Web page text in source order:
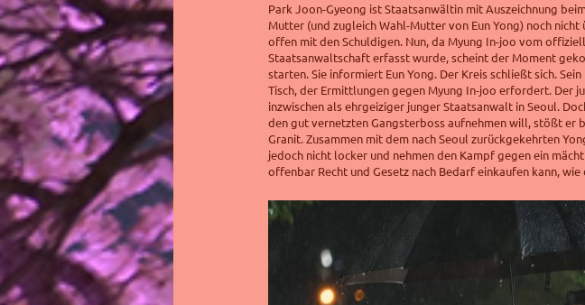
Park Joon-Gyeong ist Staatsanwältin mit Auszeichnung
Mutter (und zugleich Wahl-Mutter von Eun Yong) noch nicht
offen mit den Schuldigen. Nun, da Myung In-joo vom
Staatsanwaltschaft erfasst wurde, scheint der Moment
starten. Sie informiert Eun Yong. Der Kreis schließt sich.
Tisch, der Ermittlungen gegen Myung In-joo erfordert. Der
inzwischen als ehrgeiziger junger Staatsanwalt in Seoul.
den gut vernetzten Gangsterboss aufnehmen will, stößt er
Granit. Zusammen mit dem nach Seoul zurückgekehrten
jedoch nicht locker und nehmen den Kampf gegen ein
offenbar Recht und Gesetz nach Bedarf einkaufen kann,